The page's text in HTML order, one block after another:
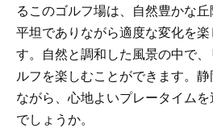
るこのゴルフ場は、自然豊かな
平坦でありながら適度な変化を
す。自然と調和した風景の中で
ルフを楽しむことができます。
ながら、心地よいプレータイム
でしょうか。